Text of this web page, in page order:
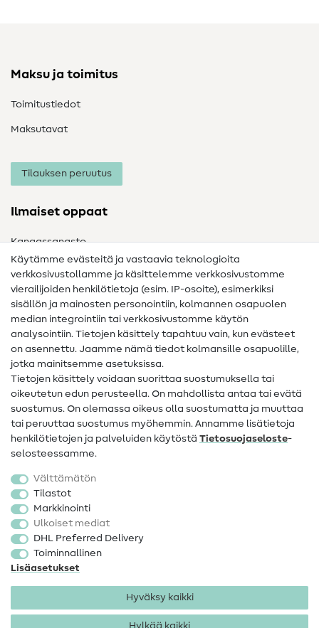
Maksu ja toimitus
Toimitustiedot
Maksutavat
Tilauksen peruutus
Ilmaiset oppaat
Kangassanasto
Ompelusanasto
Ompeluohjeet
Apua ja yhteystiedot
Yhteystiedot
Tietoa omistajanvaihdoksesta
FAQ
Peruutusoikeus
Suosittu
Kankaat
Ompelutarvikkeet
Ale
Käytämme evästeitä ja vastaavia teknologioita
verkkosivustollamme ja käsittelemme verkkosivustomme
vierailijoiden henkilötietoja (esim. IP-osoite), esimerkiksi
sisällön ja mainosten personointiin, kolmannen osapuolen
median integrointiin tai verkkosivustomme käytön
analysointiin. Tietojen käsittely tapahtuu vain, kun evästeet
on asennettu. Jaamme nämä tiedot kolmansille osapuolille,
jotka mainitsemme asetuksissa.
Tietojen käsittely voidaan suorittaa suostumuksella tai
oikeutetun edun perusteella. On mahdollista antaa tai evätä
suostumus. On olemassa oikeus olla suostumatta ja muuttaa
tai peruuttaa suostumus myöhemmin. Annamme lisätietoja
henkilötietojen ja palveluiden käytöstä Tietosuojaseloste-
selosteessamme.
Välttämätön
Tilastot
Markkinointi
Ulkoiset mediat
DHL Preferred Delivery
Toiminnallinen
Lisäasetukset
Hyväksy kaikki
Hylkää kaikki